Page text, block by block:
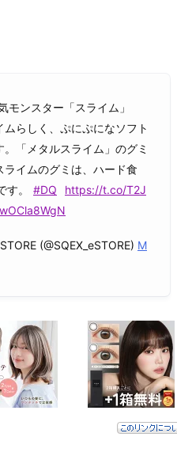
モンスター「スライム」
らしく、ぷにぷになソフト
「メタルスライム」のグミ
イムのグミは、ハード食
。
#DQ
https://t.co/T2J
(@SQEX_eSTORE) M